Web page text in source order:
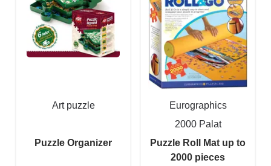
Art puzzle
Puzzle Organizer
Eurographics
2000 Palat
Puzzle Roll Mat up to
2000 pieces